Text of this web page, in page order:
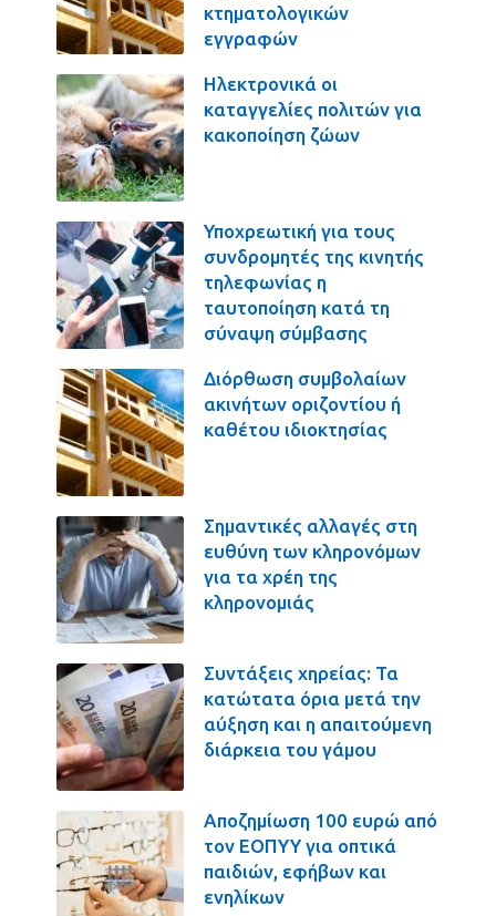
κτηματολογικών
εγγραφών
Ηλεκτρονικά οι
καταγγελίες πολιτών για
κακοποίηση ζώων
Υποχρεωτική για τους
συνδρομητές της κινητής
τηλεφωνίας η
ταυτοποίηση κατά τη
σύναψη σύμβασης
Διόρθωση συμβολαίων
ακινήτων οριζοντίου ή
καθέτου ιδιοκτησίας
Σημαντικές αλλαγές στη
ευθύνη των κληρονόμων
για τα χρέη της
κληρονομιάς
Συντάξεις χηρείας: Τα
κατώτατα όρια μετά την
αύξηση και η απαιτούμενη
διάρκεια του γάμου
Αποζημίωση 100 ευρώ από
τον ΕΟΠΥΥ για οπτικά
παιδιών, εφήβων και
ενηλίκων